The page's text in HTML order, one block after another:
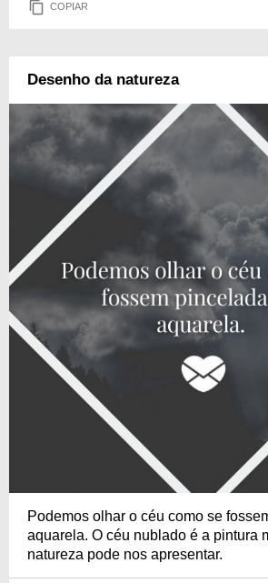
COPIAR
Desenho da natureza
Podemos olhar o céu como se
aquarela. O céu nublado é a pintura
natureza pode nos apresentar.